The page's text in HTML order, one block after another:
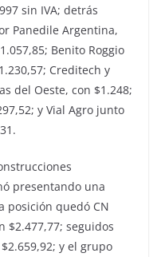
sin IVA; detrás
Panedile Argentina,
Benito Roggio
Creditech y
del Oeste, con $1.248;
y Vial Agro junto
presentando una
posición quedó CN
$2.477,77; seguidos
y el grupo